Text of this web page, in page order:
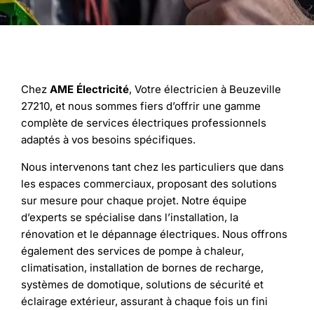
Chez AME Électricité, Votre électricien à Beuzeville
27210, et nous sommes fiers d’offrir une gamme
complète de services électriques professionnels
adaptés à vos besoins spécifiques.
Nous intervenons tant chez les particuliers que dans
les espaces commerciaux, proposant des solutions
sur mesure pour chaque projet. Notre équipe
d’experts se spécialise dans l’installation, la
rénovation et le dépannage électriques. Nous offrons
également des services de pompe à chaleur,
climatisation, installation de bornes de recharge,
systèmes de domotique, solutions de sécurité et
éclairage extérieur, assurant à chaque fois un fini